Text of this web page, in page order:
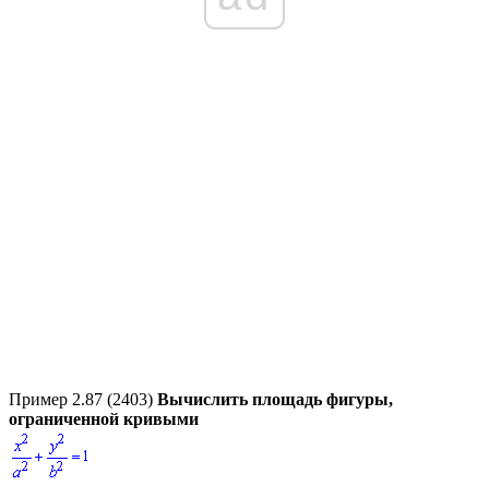
Пример 2.87 (2403) Вычислить площадь фигуры,
ограниченной кривыми